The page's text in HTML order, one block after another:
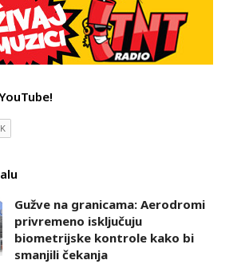
Gužve na granicama: Aerodromi
privremeno isključuju
biometrijske kontrole kako bi
smanjili čekanja